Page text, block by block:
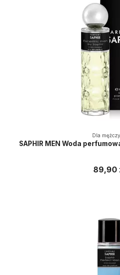
Dla
SAPHIR MEN Woda
89,90